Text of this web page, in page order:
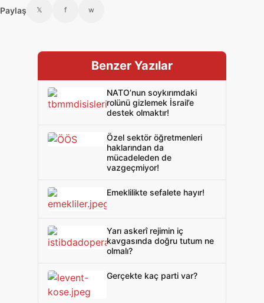
Paylaş 𝕏 f w
Benzer Yazılar
NATO’nun soykırımdaki
rolünü gizlemek İsrail’e
destek olmaktır!
Özel sektör öğretmenleri
haklarından da
mücadeleden de
vazgeçmiyor!
Emeklilikte sefalete hayır!
Yarı askerî rejimin iç
kavgasında doğru tutum ne
olmalı?
Gerçekte kaç parti var?